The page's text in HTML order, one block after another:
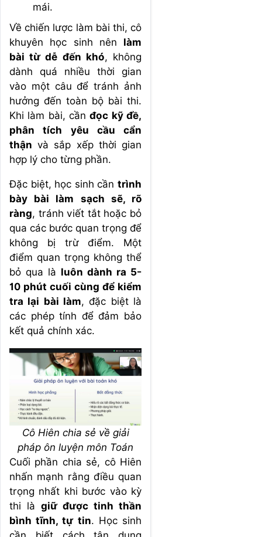
mái.
Về chiến lược làm bài thi, cô
khuyên học sinh nên làm
bài từ dễ đến khó, không
dành quá nhiều thời gian
vào một câu để tránh ảnh
hưởng đến toàn bộ bài thi.
Khi làm bài, cầnđọc kỹ đề,
phân tích yêu cầu cẩn
thận và sắp xếp thời gian
hợp lý cho từng phần.
Đặc biệt, học sinh cần trình
bày bài làm sạch sẽ, rõ
ràng, tránh viết tắt hoặc bỏ
qua các bước quan trọng để
không bị trừ điểm. Một
điểm quan trọng không thể
bỏ qua là luôn dành ra 5-
10 phút cuối cùng để kiểm
tra lại bài làm, đặc biệt là
các phép tính để đảm bảo
kết quả chính xác.
Cô Hiên chia sẻ về giải
pháp ôn luyện môn Toán
Cuối phần chia sẻ, cô Hiên
nhấn mạnh rằng điều quan
trọng nhất khi bước vào kỳ
thi là giữ được tinh thần
bình tĩnh, tự tin. Học sinh